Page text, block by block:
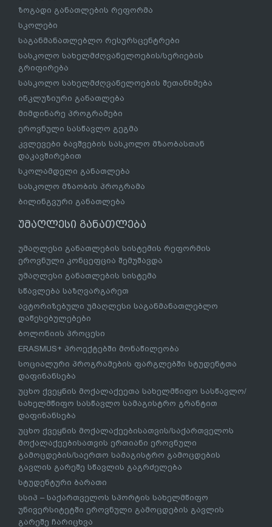
ზოგადი განათლების რეფორმა
სკოლები
საგანმანათლებლო რესურსცენტრები
სასკოლო სახელმძღვანელოების/სერიების
გრიფირება
სასკოლო სახელმძღვანელოების შეთანხმება
ინკლუზიური განათლება
მიმდინარე პროგრამები
ეროვნული სასწავლო გეგმა
კვლევები ბავშვების სასკოლო მზაობასთან
დაკავშირებით
სკოლამდელი განათლება
სასკოლო მზაობის პროგრამა
ბილინგვური განათლება
უმაღლესი განათლება
უმაღლესი განათლების სისტემის რეფორმის
ეროვნული კონცეფცია შემუშავდა
უმაღლესი განათლების სისტემა
სწავლება საზღვარგარეთ
ავტორიზებული უმაღლესი საგანმანათლებლო
დაწესებულებები
ბოლონიის პროცესი
ERASMUS+ პროექტებში მონაწილეობა
სოციალური პროგრამების ფარგლებში სტუდენტთა
დაფინანსება
უცხო ქვეყნის მოქალაქეეთა სახელმწიფო სასწავლო/
სახელმწიფო სასწავლო სამაგისტრო გრანტით
დაფინანსება
უცხო ქვეყნის მოქალაქეებისათვის/საქართველოს
მოქალაქეებისათვის ერთიანი ეროვნული
გამოცდების/საერთო სამაგისტრო გამოცდების
გავლის გარეშე სწავლის გაგრძელება
სტუდენტური ბარათი
სსიპ – საქართველოს სპორტის სახელმწიფო
უნივერსიტეტში ეროვნული გამოცდების გავლის
გარეშე ჩარიცხვა